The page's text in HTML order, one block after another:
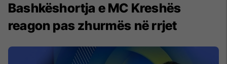
Bashkëshortja e MC Kreshës
reagon pas zhurmës në rrjet